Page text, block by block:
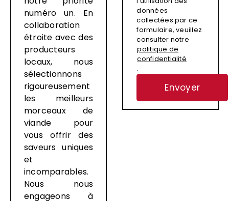
numéro un. En
collaboration
étroite avec des
producteurs
locaux, nous
sélectionnons
rigoureusement
les meilleurs
morceaux de
viande pour
vous offrir des
saveurs uniques
et
incomparables.
Nous nous
engageons à
données
collectées par ce
formulaire, veuillez
consulter notre
politique de
confidentialité
.